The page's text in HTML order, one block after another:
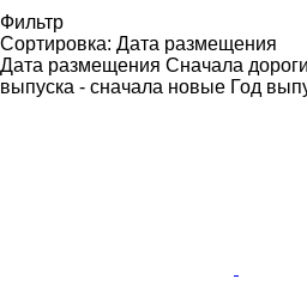
Фильтр
Сортировка: Дата размещения
Дата размещения Сначала
выпуска - сначала новые Год